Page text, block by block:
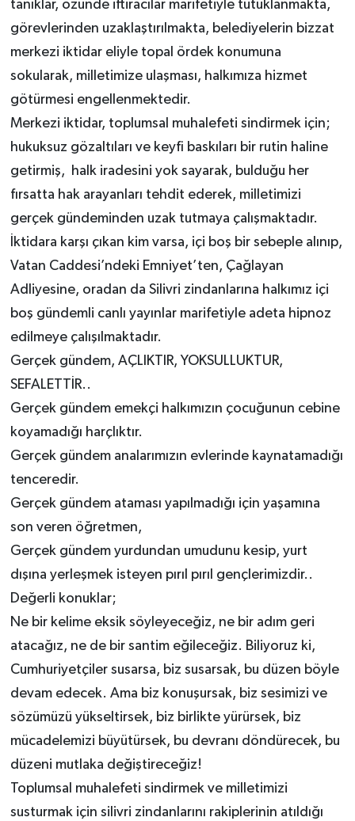
tanıklar, özünde iftiracılar marifetiyle tutuklanmakta,
görevlerinden uzaklaştırılmakta, belediyelerin bizzat
merkezi iktidar eliyle topal ördek konumuna
sokularak, milletimize ulaşması, halkımıza hizmet
götürmesi engellenmektedir.
Merkezi iktidar, toplumsal muhalefeti sindirmek için;
hukuksuz gözaltıları ve keyfi baskıları bir rutin haline
getirmiş, halk iradesini yok sayarak, bulduğu her
fırsatta hak arayanları tehdit ederek, milletimizi
gerçek gündeminden uzak tutmaya çalışmaktadır.
İktidara karşı çıkan kim varsa, içi boş bir sebeple alınıp,
Vatan Caddesi’ndeki Emniyet’ten, Çağlayan
Adliyesine, oradan da Silivri zindanlarına halkımız içi
boş gündemli canlı yayınlar marifetiyle adeta hipnoz
edilmeye çalışılmaktadır.
Gerçek gündem, AÇLIKTIR, YOKSULLUKTUR,
SEFALETTİR..
Gerçek gündem emekçi halkımızın çocuğunun cebine
koyamadığı harçlıktır.
Gerçek gündem analarımızın evlerinde kaynatamadığı
tenceredir.
Gerçek gündem ataması yapılmadığı için yaşamına
son veren öğretmen,
Gerçek gündem yurdundan umudunu kesip, yurt
dışına yerleşmek isteyen pırıl pırıl gençlerimizdir..
Değerli konuklar;
Ne bir kelime eksik söyleyeceğiz, ne bir adım geri
atacağız, ne de bir santim eğileceğiz. Biliyoruz ki,
Cumhuriyetçiler susarsa, biz susarsak, bu düzen böyle
devam edecek. Ama biz konuşursak, biz sesimizi ve
sözümüzü yükseltirsek, biz birlikte yürürsek, biz
mücadelemizi büyütürsek, bu devranı döndürecek, bu
düzeni mutlaka değiştireceğiz!
Toplumsal muhalefeti sindirmek ve milletimizi
susturmak için silivri zindanlarını rakiplerinin atıldığı